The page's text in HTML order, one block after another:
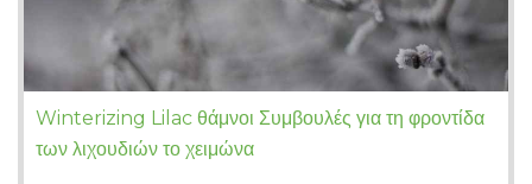
Winterizing Lilac θάμνοι Συμβουλές για τη φροντίδα
των λιχουδιών το χειμώνα